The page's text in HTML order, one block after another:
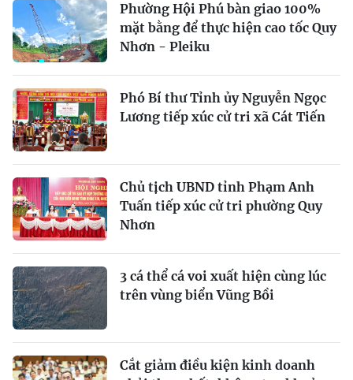
Phường Hội Phú bàn giao 100%
mặt bằng để thực hiện cao tốc Quy
Nhơn - Pleiku
Phó Bí thư Tỉnh ủy Nguyễn Ngọc
Lương tiếp xúc cử tri xã Cát Tiến
Chủ tịch UBND tỉnh Phạm Anh
Tuấn tiếp xúc cử tri phường Quy
Nhơn
3 cá thể cá voi xuất hiện cùng lúc
trên vùng biển Vũng Bồi
Cắt giảm điều kiện kinh doanh